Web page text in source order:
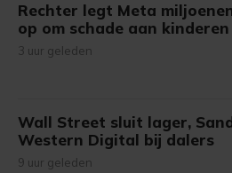
Rechter legt Meta
op om schade aan kinderen
3 uur geleden
Wall Street sluit lager,
Western Digital bij dalers
9 uur geleden